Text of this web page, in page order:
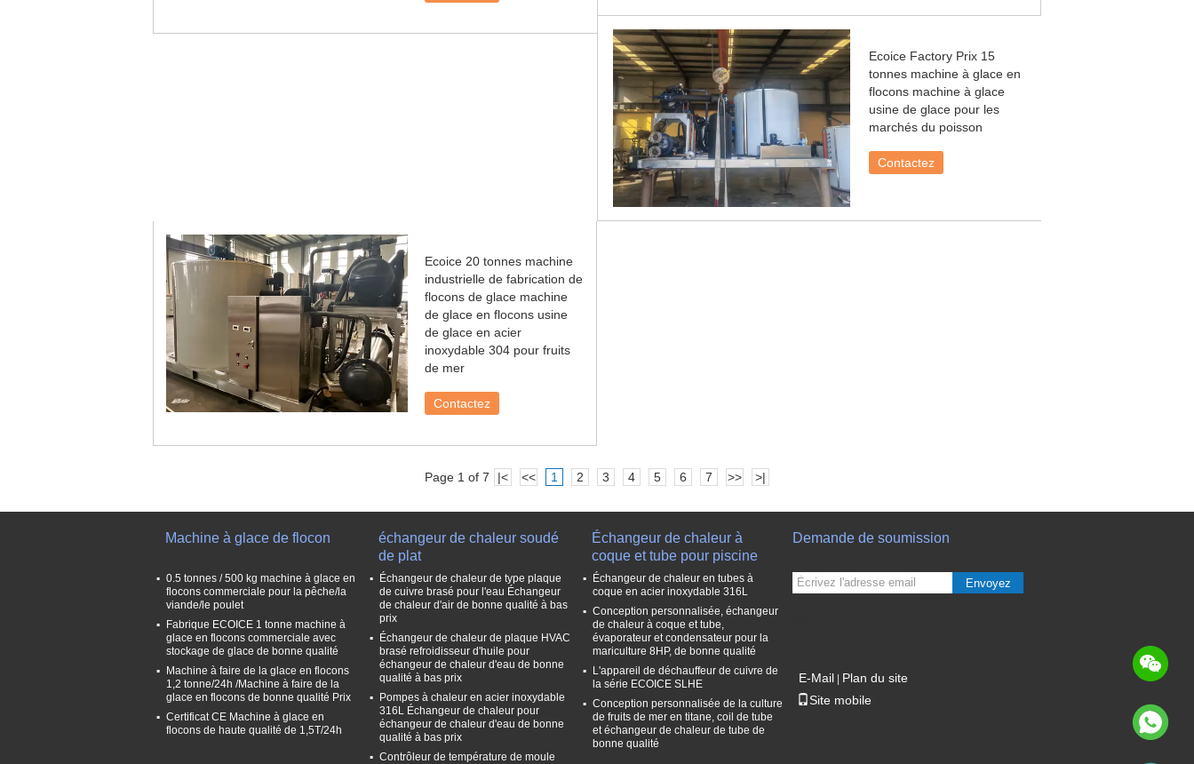
Ecoice Factory Prix 15
tonnes machine à glace en
flocons machine à glace
usine de glace pour les
marchés du poisson
Contactez
Ecoice 20 tonnes machine
industrielle de fabrication de
flocons de glace machine
de glace en flocons usine
de glace en acier
inoxydable 304 pour fruits
de mer
Contactez
Page 1 of 7 |< << 1 2 3 4 5 6 7 >> >|
Machine à glace de flocon
0.5 tonnes / 500 kg machine à glace en
flocons commerciale pour la pêche/la
viande/le poulet
Fabrique ECOICE 1 tonne machine à
glace en flocons commerciale avec
stockage de glace de bonne qualité
Machine à faire de la glace en flocons
1,2 tonne/24h /Machine à faire de la
glace en flocons de bonne qualité Prix
Certificat CE Machine à glace en
flocons de haute qualité de 1,5T/24h
échangeur de chaleur soudé
de plat
Échangeur de chaleur de type plaque
de cuivre brasé pour l'eau Échangeur
de chaleur d'air de bonne qualité à bas
prix
Échangeur de chaleur de plaque HVAC
brasé refroidisseur d'huile pour
échangeur de chaleur d'eau de bonne
qualité à bas prix
Pompes à chaleur en acier inoxydable
316L Échangeur de chaleur pour
échangeur de chaleur d'eau de bonne
qualité à bas prix
Contrôleur de température de moule
Échangeur de chaleur à
coque et tube pour piscine
Échangeur de chaleur en tubes à
coque en acier inoxydable 316L
Conception personnalisée, échangeur
de chaleur à coque et tube,
évaporateur et condensateur pour la
mariculture 8HP, de bonne qualité
L'appareil de déchauffeur de cuivre de
la série ECOICE SLHE
Conception personnalisée de la culture
de fruits de mer en titane, coil de tube
et échangeur de chaleur de tube de
bonne qualité
Demande de soumission
Envoyez
E-Mail
Plan du site
Site mobile